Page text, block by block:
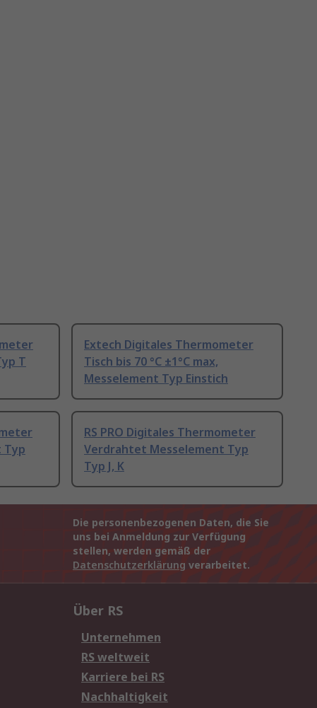
T
Extech Digitales Thermometer
Tisch bis 70 °C ±1°C max,
Messelement Typ Einstich
Typ
RS PRO Digitales Thermometer
Verdrahtet Messelement Typ
Typ J, K
Die personenbezogenen Daten, die Sie
uns bei Anmeldung zur Verfügung
stellen, werden gemäß der
Datenschutzerklärung verarbeitet.
Über RS
Unternehmen
RS weltweit
Karriere bei RS
Nachhaltigkeit